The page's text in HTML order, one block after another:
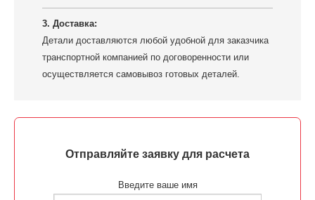
3. Доставка:
Детали доставляются любой удобной для заказчика
транспортной компанией по договоренности или
осуществляется самовывоз готовых деталей.
Отправляйте заявку для расчета
Введите ваше имя